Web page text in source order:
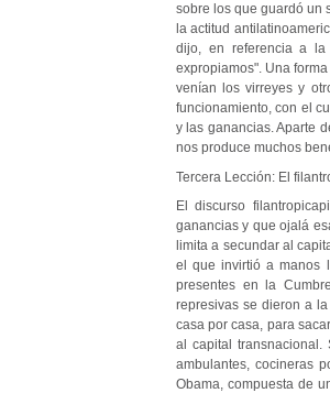
sobre los que guardó un
la actitud
dijo, en referencia a la
expropiamos". Una
venían los virreyes y
funcionamiento, con el
y las ganancias. Aparte
nos produce muchos
Tercera Lección: El
El discurso
ganancias y que ojalá
limita a secundar al
el que invirtió a manos
presentes en la
represivas se dieron a
casa por casa, para
al capital
ambulantes, cocineras
Obama, compuesta de